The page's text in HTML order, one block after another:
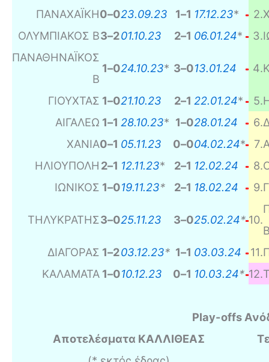
ΠΑΝΑΧΑΪΚΗ0–023.09.23 1–1 17.12.23* 2.
ΟΛΥΜΠΙΑΚΟΣ Β3–201.10.23 2–1 06.01.24* 3.
ΠΑΝΑΘΗΝΑΪΚΟΣ
Β
1–024.10.23* 3–013.01.24 4.
ΓΙΟΥΧΤΑΣ 1–021.10.23 2–1 22.01.24* 5.
ΑΙΓΑΛΕΩ 1–1 28.10.23* 1–028.01.24 6.
ΧΑΝΙΑ0–1 05.11.23 0–004.02.24* 7.
ΗΛΙΟΥΠΟΛΗ 2–1 12.11.23* 2–1 12.02.24 8.
ΙΩΝΙΚΟΣ 1–019.11.23* 2–1 18.02.24 9.
ΤΗΛΥΚΡΑΤΗΣ3–025.11.23 3–025.02.24* 10.
ΔΙΑΓΟΡΑΣ 1–203.12.23* 1–1 03.03.24 11.
ΚΑΛΑΜΑΤΑ 1–010.12.23 0–1 10.03.24* 12.
Play-offs
Αποτελέσματα ΚΑΛΛΙΘΕΑΣ